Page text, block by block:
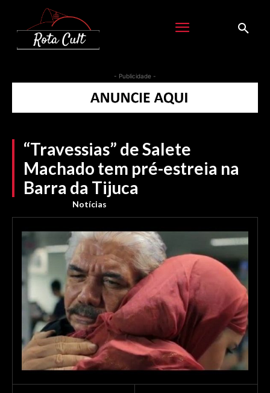
- Publicidade -
“Travessias” de Salete
Machado tem pré-estreia na
Barra da Tijuca
Notícias